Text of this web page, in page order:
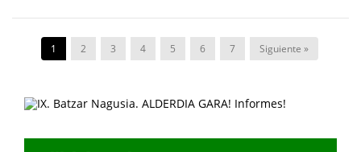
1 2 3 4 5 6 7 Siguiente »